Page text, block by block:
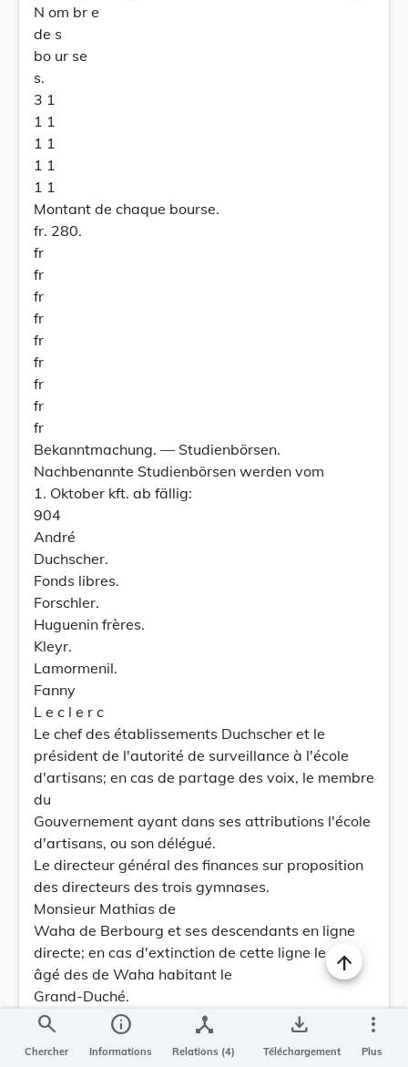
N om br e
de s
bo ur se
s.
3 1
1 1
1 1
1 1
1 1
Montant de chaque bourse.
fr. 280.
fr
fr
fr
fr
fr
fr
fr
fr
fr
Bekanntmachung. — Studienbörsen.
Nachbenannte Studienbörsen werden vom
1. Oktober kft. ab fällig:
904
André
Duchscher.
Fonds libres.
Forschler.
Huguenin frères.
Kleyr.
Lamormenil.
Fanny
L e c l e r c
Le chef des établissements Duchscher et le
président de l'autorité de surveillance à l'école
d'artisans; en cas de partage des voix, le membre
du
Gouvernement ayant dans ses attributions l'école
d'artisans, ou son délégué.
Le directeur général des finances sur proposition
des directeurs des trois gymnases.
Monsieur Mathias de
Waha de Berbourg et ses descendants en ligne
directe; en cas d'extinction de cette ligne le plus
âgé des de Waha habitant le
Grand-Duché.
Le directeur et l'aumônier de l'Athénée.
Les bourgmestre et premier échevin de la ville de
search
Chercher
info
Informations
device_hub
Relations (4)
save_alt
Téléchargement
more_vert
Plus